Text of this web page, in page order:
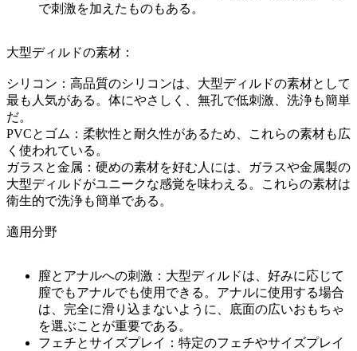
で刺激を加えたものもある。
大型ディルドの素材：
シリコン：高品質のシリコンは、大型ディルドの素材として
最も人気がある。体にやさしく、無孔で低刺激、洗浄も簡単
だ。
PVCとゴム：柔軟性と耐久性があるため、これらの素材も広
く使われている。
ガラスと金属：硬めの素材を好む人には、ガラスや金属製の
大型ディルドがユニークな感覚を味わえる。これらの素材は
衛生的で洗浄も簡単である。
適用分野
膣とアナルへの刺激：大型ディルドは、好みに応じて
膣でもアナルでも使用できる。アナルに使用する場合
は、完全に滑り込まないように、底面の広いおもちゃ
を選ぶことが重要である。
フェチとサイズプレイ：特定のフェチやサイズプレイ